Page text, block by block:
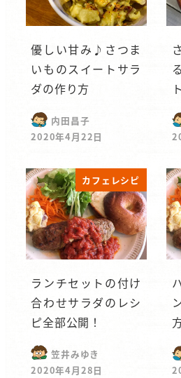
優しい甘み♪さつま
いものスイートサラ
ダの作り方
内田昌子
2020年4月22日
カフェレシピ
ランチセットの付け
合わせサラダのレシ
ピ全部公開！
笠井みゆき
2020年4月28日